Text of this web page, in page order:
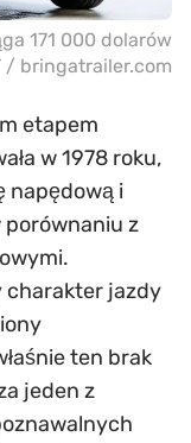
171 000 dolarów
/ bringatrailer.com
etapem
w 1978 roku,
napędową i
porównaniu z
charakter jazdy
ten brak
jeden z